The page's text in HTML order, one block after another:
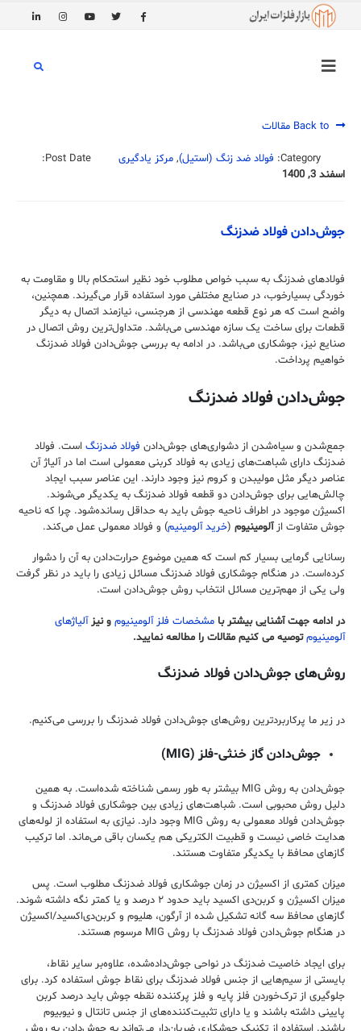
Category: فولاد ضد زنگ (استیل), مرکز یادگیری
Post Date:
اسفند 3, 1400
جوش‌دادن فولاد ضدزنگ
فولادهای ضدزنگ به سبب خواص مطلوب خود نظیر استحکام بالا و مقاومت به
خوردگی بسیارخوب، در صنایع مختلفی مورد استفاده قرار می‌گیرند. همچنین،
واضح است که هر نوع قطعه مهندسی از هرجنسی، نیازمند اتصال به دیگر
قطعات برای ساخت یک سازه مهندسی می‌باشد. متداول‌ترین روش اتصال در
صنایع نیز، جوشکاری می‌باشد. در ادامه به بررسی جوش‌دادن فولاد ضدزنگ
خواهیم پرداخت.
جوش‌دادن فولاد ضدزنگ
جمع‌شدن و سیاه‌شدن از دشواری‌های جوش‌دادن فولاد ضدزنگ است. فولاد
ضد‌زنگ دارای شباهت‌های زیادی به فولاد کربنی معمولی است اما در آلیاژ آن
عناصر دیگر مثل مولیبدن و کروم نیز وجود دارند. ‌این عناصر سبب ایجاد
چالش‌هایی برای جوش‌دادن دو قطعه فولاد ضد‌زنگ به یکدیگر می‌شوند.
اکسیژن موجود در اطراف ناحیه جوش باید به حداقل رسانده‌شود. چرا که ناحیه
جوش متفاوت ازآلومینیوم (خرید آلومینیم) و فولاد معمولی عمل می‌کند.
رسانایی گرمایی بسیار کم است که همین موضوع حرارت‌‌دادن به آن را دشوار
کرده‌است. در هنگام جوشکاری فولاد ضدزنگ مسائل زیادی را باید در نظر گرفت
ولی یکی از مهم‌ترین مسائل انتخاب روش جوش‌دادن است.
در ادامه جهت آشنایی بیشتر با مشخصات فلز آلومینیوم و نیزآلیاژهای
آلومینیومتوصیه می کنیم مقالات را مطالعه نمایید.
روش‌های جوش‌دادن فولاد ضدزنگ
در زیر ما پرکاربردترین روش‌های جوش‌دادن فولاد ضدزنگ را بررسی می‌کنیم.
جوش‌دادن گاز خنثی-فلز (MIG)
جوش‌دادن به روش MIG بیشتر به طور رسمی شناخته شده‌است‌. به همین
دلیل روش محبوبی است. شباهت‌های زیادی بین جوشکاری فولاد ضدزنگ و
جوش‌دادن فولاد معمولی به روش MIG وجود دارد. نیازی به استفاده از لوله‌های
هدایت خاصی نیست و قطبیت الکتریکی هم یکسان باقی می‌ماند. اما ترکیب
گاز‌های محافظ با یکدیگر متفاوت هستند.
میزان کمتری از اکسیژن در زمان جوشکاری فولاد ضدزنگ مطلوب است. پس
میزان اکسیژن و کربن‌دی اکسید باید حدود ۲ درصد و یا کمتر نگه‌ داشته شوند.
گاز‌های محافظ سه گانه تشکیل شده از آرگون، هلیوم و کربن‌دی‌اکسید/اکسیژن
در هنگام جوش‌دادن فولاد ضدزنگ با روش MIG مرسوم هستند.
برای ایجاد خاصیت ضد‌زنگ در نواحی جوش‌داده‌شده، علاوه‌بر سایر نقاط،
بایستی از سیم‌هایی از جنس فولاد ضدزنگ برای نقاط جوش استفاده کرد. برای
جلوگیری از ترک‌خوردن فلز پایه و فلز پرکننده نقطه جوش باید درصد کربن
پایینی داشته باشند و یا دارای تثبیت‌کننده‌های از جنس تانتال و نیوبیوم